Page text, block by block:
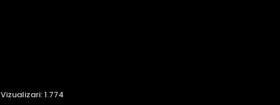
Vizualizari: 1.774